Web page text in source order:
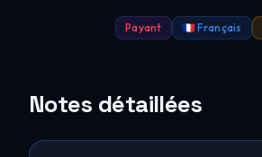
Payant 🇫🇷 Français
Notes détaillées